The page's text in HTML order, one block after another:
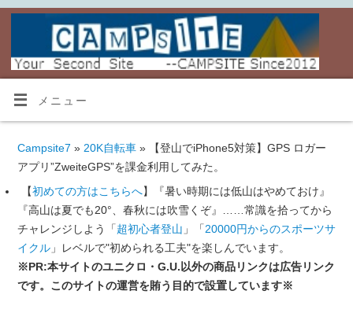
メニュー
Campsite7 » 20K自転車» 【登山でiPhone5対策】GPS ロガー
アプリ”ZweiteGPS”を課金利用してみた。
【初めての方はこちらへ】『暑い時期には低山はやめておけ』
『高山は夏でも20°、春秋には吹雪くぞ』……常識を拾ってから
チャレンジしよう「超初心者登山 」「20000円からのスポーツサ
イクル」レベルで"初められる工夫"を楽しんでいます。
※PR:本サイトのユニクロ・G.U.以外の商品リンクは広告リンク
です。このサイトの運営を賄う目的で設置しています※